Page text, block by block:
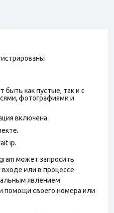
быть как пустые, так и с
фотографиями и
включена.
ip.
может запросить
или в процессе
явлением.
помощи своего номера или